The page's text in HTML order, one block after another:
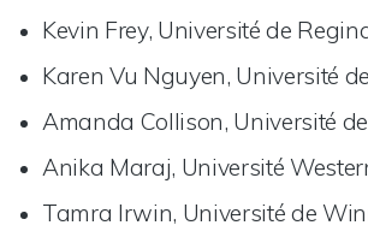
Kevin Frey, Université de
Karen Vu Nguyen, Université
Amanda Collison, Université
Anika Maraj, Université
Tamra Irwin, Université de